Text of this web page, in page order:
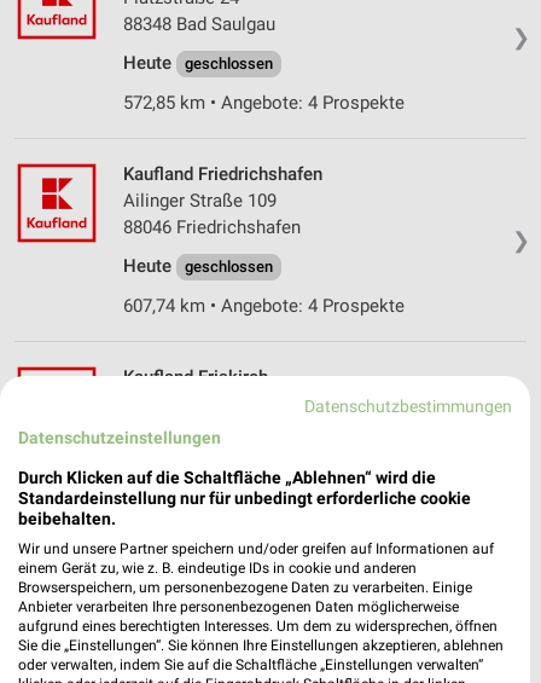
❯
88348 Bad Saulgau
Heute
geschlossen
572,85 km • Angebote: 4 Prospekte
❯
Kaufland Friedrichshafen
Ailinger Straße 109
88046 Friedrichshafen
Heute
geschlossen
607,74 km • Angebote: 4 Prospekte
Kaufland Eriskirch
Friedrichshafener Straße 39
88097 Eriskirch
Heute geschlossen
609,73 km • Angebote: 4 Prospekte
Kaufland Friedrichshafen
Stockerholzstraße 12
88048 Friedrichshafen
Heute
geschlossen
Datenschutzbestimmungen
Datenschutzeinstellungen
Durch Klicken auf die Schaltfläche „Ablehnen“ wird die
Standardeinstellung nur für unbedingt erforderliche cookie
beibehalten.
Wir und unsere Partner speichern und/oder greifen auf Informationen auf
einem Gerät zu, wie z. B. eindeutige IDs in cookie und anderen
Browserspeichern, um personenbezogene Daten zu verarbeiten. Einige
Anbieter verarbeiten Ihre personenbezogenen Daten möglicherweise
aufgrund eines berechtigten Interesses. Um dem zu widersprechen, öffnen
Sie die „Einstellungen“. Sie können Ihre Einstellungen akzeptieren, ablehnen
oder verwalten, indem Sie auf die Schaltfläche „Einstellungen verwalten“